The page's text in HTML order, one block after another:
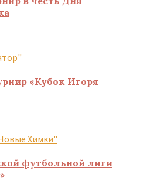
«Кубок Игоря
Химки"
футбольной лиги